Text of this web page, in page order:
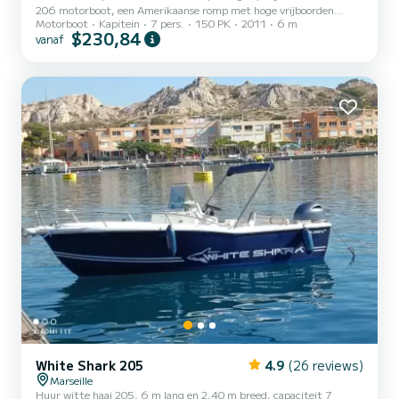
206 motorboot, een Amerikaanse romp met hoge vrijboorden
waardoor het zeer aangenaam varen is met uitstekend maritiem
gedrag. Deze boot is ideaal om met familie, vrienden of geliefden te
zomeravonden (voor meer informatie kunt u contact met mij
opnemen). Uitgerust met 16 hengelhouders, een krachtige fi...
Motorboot Kapitein 7 pers. 150 PK 2011 6 m
vanaf $230,84
White Shark 205 4.9 (26 reviews)
Marseille
Huur witte haai 205, 6 m lang en 2,40 m breed, capaciteit 7